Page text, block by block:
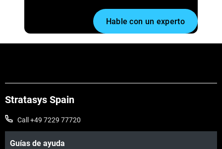
Hable con un experto
Stratasys Spain
Call +49 7229 77720
Guías de ayuda